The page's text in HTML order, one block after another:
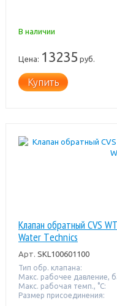
В наличии
Цена: 13235 руб.
Купить
Клапан обратный CVS
Water Тechnics
Арт. SKL100601100
Тип обр. клапана:
Макс. рабочее давление,
Макс. рабочая темп., °С:
Размер присоединения: